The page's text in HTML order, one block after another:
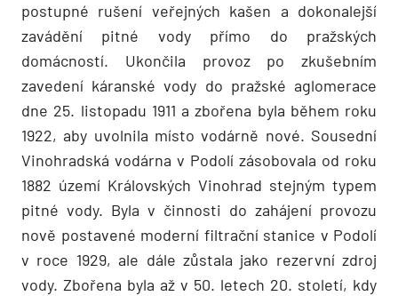
postupné rušení veřejných kašen a dokonalejší
zavádění pitné vody přímo do pražských
domácností. Ukončila provoz po zkušebním
zavedení káranské vody do pražské aglomerace
dne 25. listopadu 1911 a zbořena byla během roku
1922, aby uvolnila místo vodárně nové. Sousední
Vinohradská vodárna v Podolí zásobovala od roku
1882 území Královských Vinohrad stejným typem
pitné vody. Byla v činnosti do zahájení provozu
nově postavené moderní filtrační stanice v Podolí
v roce 1929, ale dále zůstala jako rezervní zdroj
vody. Zbořena byla až v 50. letech 20. století, kdy